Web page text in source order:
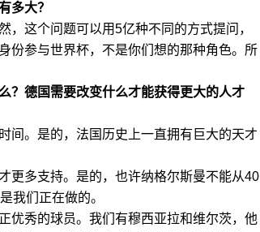
多大？
这个问题可以用5亿种不同的方式提问，
份参与世界杯，不是你们想的那种角色。所
？德国需要改变什么才能获得更大的人才
间。是的，法国历史上一直拥有巨大的天才
更多支持。是的，也许纳格尔斯曼不能从40
我们正在做的。
优秀的球员。我们有穆西亚拉和维尔茨，他